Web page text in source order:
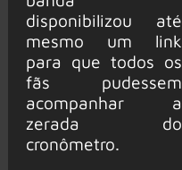
disponibilizou até
mesmo um link
para que todos os
fãs pudessem
acompanhar a
zerada do
cronômetro.